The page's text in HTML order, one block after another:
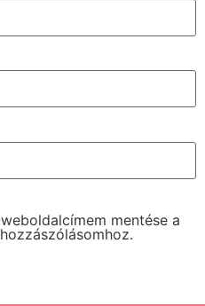
mentése a